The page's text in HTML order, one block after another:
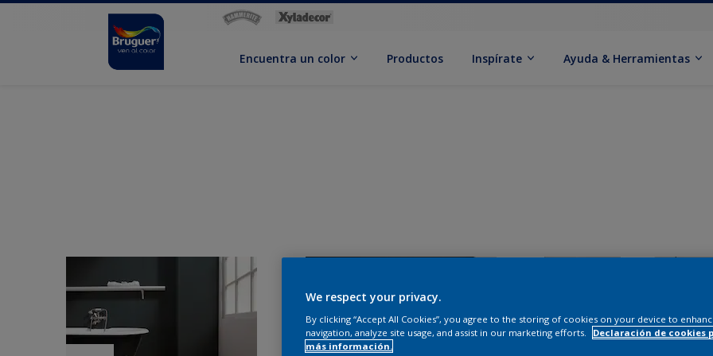
Encuentra un color Productos Inspírate Ayuda & Herramientas
We respect your privacy.
By clicking “Accept All Cookies”, you agree to the storing of cookies on your device to
navigation, analyze site usage, and assist in our marketing efforts.
Declaración de cookies
más información.